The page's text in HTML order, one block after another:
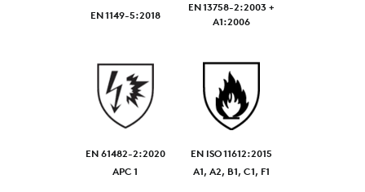
EN 1149-5:2018
EN 13758-2:2003 +
A1:2006
EN 61482-2:2020
APC 1
EN ISO 11612:2015
A1, A2, B1, C1, F1